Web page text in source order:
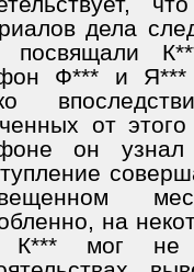
дела
посвящали
Ф*** и Я***
от
он
на
К*** мог не